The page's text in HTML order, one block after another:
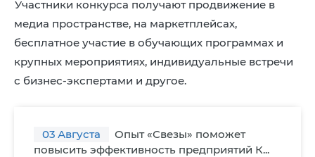
Участники конкурса получают продвижение в
медиа пространстве, на маркетплейсах,
бесплатное участие в обучающих программах и
крупных мероприятиях, индивидуальные встречи
с бизнес-экспертами и другое.
03 Августа
Опыт «Свезы» поможет
повысить эффективность предприятий К...